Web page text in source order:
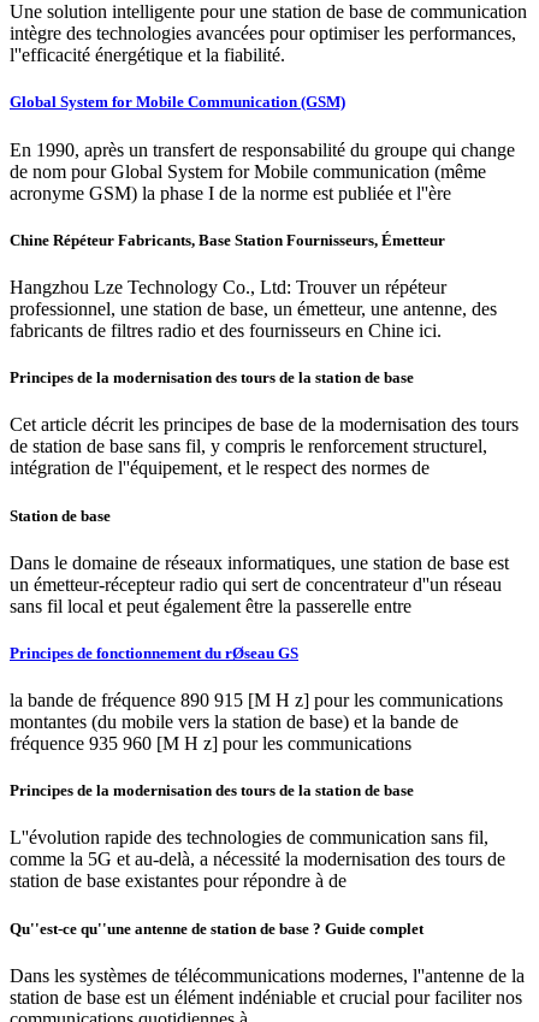
Une solution intelligente pour une station de base de communication
intègre des technologies avancées pour optimiser les performances,
l''efficacité énergétique et la fiabilité.
Global System for Mobile Communication (GSM)
En 1990, après un transfert de responsabilité du groupe qui change
de nom pour Global System for Mobile communication (même
acronyme GSM) la phase I de la norme est publiée et l''ère
Chine Répéteur Fabricants, Base Station Fournisseurs, Émetteur
Hangzhou Lze Technology Co., Ltd: Trouver un répéteur
professionnel, une station de base, un émetteur, une antenne, des
fabricants de filtres radio et des fournisseurs en Chine ici.
Principes de la modernisation des tours de la station de base
Cet article décrit les principes de base de la modernisation des tours
de station de base sans fil, y compris le renforcement structurel,
intégration de l''équipement, et le respect des normes de
Station de base
Dans le domaine de réseaux informatiques, une station de base est
un émetteur-récepteur radio qui sert de concentrateur d''un réseau
sans fil local et peut également être la passerelle entre
Principes de fonctionnement du rØseau GS
la bande de fréquence 890 915 [M H z] pour les communications
montantes (du mobile vers la station de base) et la bande de
fréquence 935 960 [M H z] pour les communications
Principes de la modernisation des tours de la station de base
L''évolution rapide des technologies de communication sans fil,
comme la 5G et au-delà, a nécessité la modernisation des tours de
station de base existantes pour répondre à de
Qu''est-ce qu''une antenne de station de base ? Guide complet
Dans les systèmes de télécommunications modernes, l''antenne de la
station de base est un élément indéniable et crucial pour faciliter nos